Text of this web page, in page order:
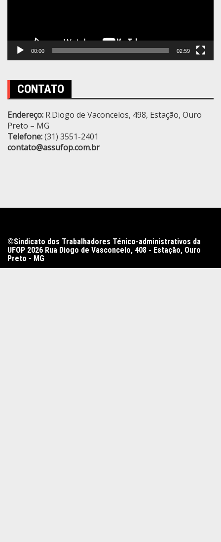
00:00 02:59
CONTATO
Endereço: R.Diogo de Vaconcelos, 498, Estação, Ouro
Preto – MG
Telefone:(31) 3551-2401
contato@assufop.com.br
©Sindicato dos Trabalhadores Ténico-administrativos da
UFOP 2026 Rua Diogo de Vasconcelo, 408 - Estação, Ouro
Preto - MG